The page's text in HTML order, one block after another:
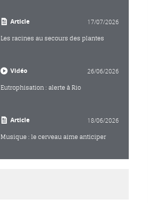
Article 17/07/2026
Les racines au secours des plantes
Vidéo 26/06/2026
Eutrophisation : alerte à Rio
Article 18/06/2026
Musique : le cerveau aime anticiper